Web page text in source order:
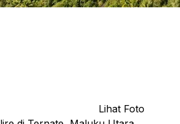
Lihat Foto